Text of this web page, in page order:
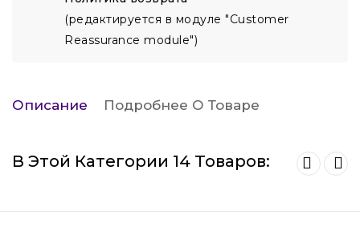
(редактируется в модуле "Customer
Reassurance module")
Описание Подробнее О Товаре
В Этой Категории 14 Товаров: